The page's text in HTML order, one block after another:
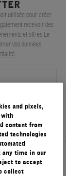
utilisée pour créer
recevoir des
et offres Le
vos données
and pixels,
with
content from
technologies
any time in our
to accept
collect